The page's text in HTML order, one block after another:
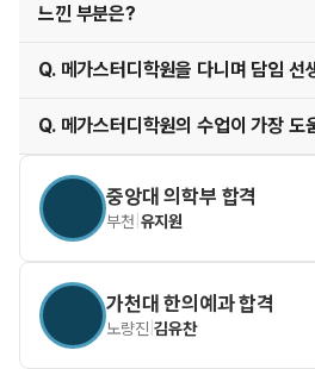
중앙대 의학부 합격
부천 유지원
가천대 한의예과 합격
노량진 |김유찬
느낀 부분은?
Q. 메가스터디학원을 다니며 담임 선
Q. 메가스터디학원의 수업이 가장 도